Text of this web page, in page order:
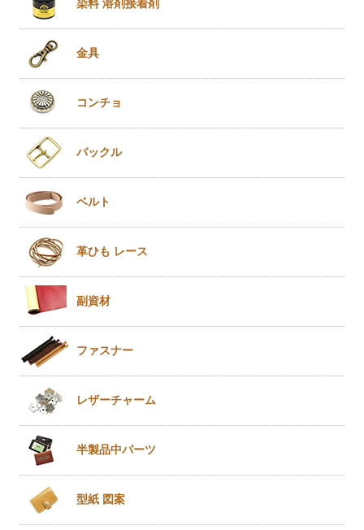
染料 溶剤接着剤
金具
コンチョ
バックル
ベルト
革ひも レース
副資材
ファスナー
レザーチャーム
半製品中パーツ
型紙 図案